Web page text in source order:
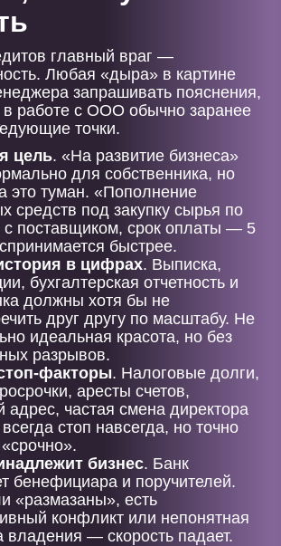
главный враг —
Любая «дыра» в картине
запрашивать пояснения,
работе с ООО обычно заранее
точки.
цель. «На развитие бизнеса»
для собственника, но
это туман. «Пополнение
средств под закупку сырья по
с поставщиком, срок оплаты — 5
быстрее.
в цифрах. Выписка,
бухгалтерская отчетность и
должны хотя бы не
друг другу по масштабу. Не
идеальная красота, но без
разрывов.
факторы. Налоговые долги,
аресты счетов,
адрес, частая смена директора
стоп навсегда, но точно
бизнес. Банк
бенефициара и поручителей.
«размазаны», есть
конфликт или непонятная
владения — скорость падает.